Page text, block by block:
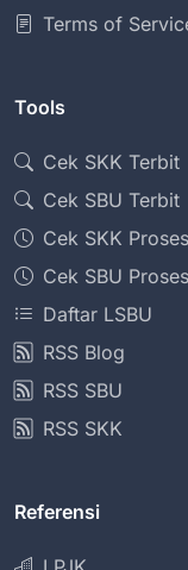
Terms of
Tools
Cek SKK Terbit
Cek SBU Terbit
Cek SKK Proses
Cek SBU Proses
Daftar LSBU
RSS Blog
RSS SBU
RSS SKK
Referensi